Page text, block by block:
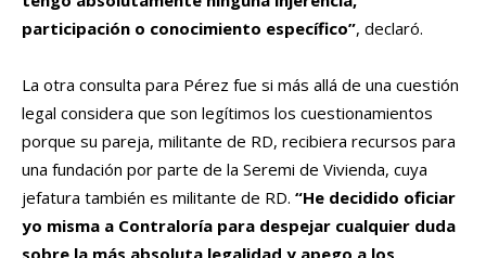
participación o conocimiento específico”, declaró.
La otra consulta para Pérez fue si más allá de una cuestión
legal considera que son legítimos los cuestionamientos
porque su pareja, militante de RD, recibiera recursos para
una fundación por parte de la Seremi de Vivienda, cuya
jefatura también es militante de RD. “He decidido oficiar
yo misma a Contraloría para despejar cualquier duda